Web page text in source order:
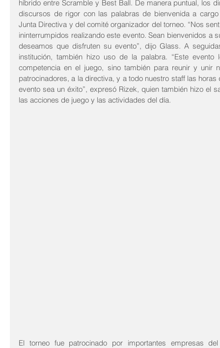
híbrido entre Scramble y Best Ball. De manera puntual, los
discursos de rigor con las palabras de bienvenida a
Junta Directiva y del comité organizador del torneo. “Nos
ininterrumpidos realizando este evento. Sean bienvenidos a
deseamos que disfruten su evento”, dijo Glass. A
institución, también hizo uso de la palabra. “Este
competencia en el juego, sino también para reunir y unir
patrocinadores, a la directiva, y a todo nuestro staff las
evento sea un éxito”, expresó Rizek, quien también hizo el
las acciones de juego y las actividades del día.
El torneo fue patrocinado por importantes empresas